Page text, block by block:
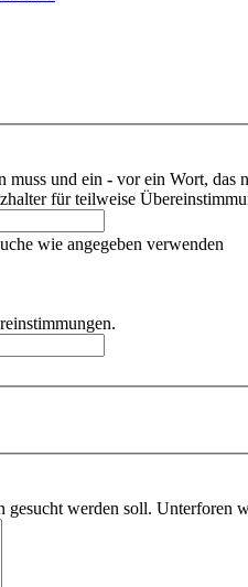
muss und ein - vor ein Wort, das
für teilweise
wie angegeben verwenden
gesucht werden soll.